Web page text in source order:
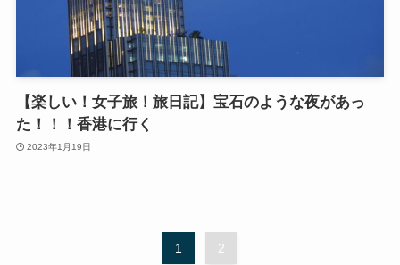
【楽しい！女子旅！旅日記】宝石のような夜があっ
た！！！香港に行く
2023年1月19日
1 2